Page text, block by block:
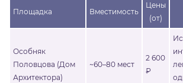
Площадка Вместимость
Цены
(от)
Особняк
Половцова (Дом
Архитектора)
~60–80 мест
2 600
₽